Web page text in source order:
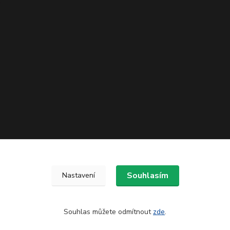
Nastavení Souhlasím
Souhlas můžete odmítnout zde.